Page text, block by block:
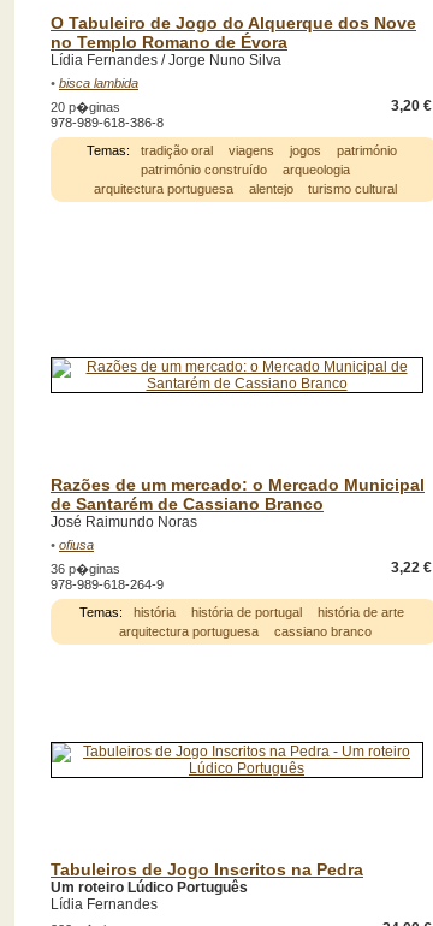
O Tabuleiro de Jogo do Alquerque dos Nove
no Templo Romano de Évora
Lídia Fernandes / Jorge Nuno Silva
• bisca lambida
3,20 €
20 p�ginas
978-989-618-386-8
Temas:
tradição oral viagens jogos
património
património construído
arqueologia
arquitectura portuguesa
alentejo turismo cultural
Razões de um mercado: o Mercado Municipal
de Santarém de Cassiano Branco
José Raimundo Noras
• ofiusa
3,22 €
36 p�ginas
978-989-618-264-9
Temas:
história história de portugal
história de arte
arquitectura portuguesa
cassiano branco
Tabuleiros de Jogo Inscritos na Pedra
Um roteiro Lúdico Português
Lídia Fernandes